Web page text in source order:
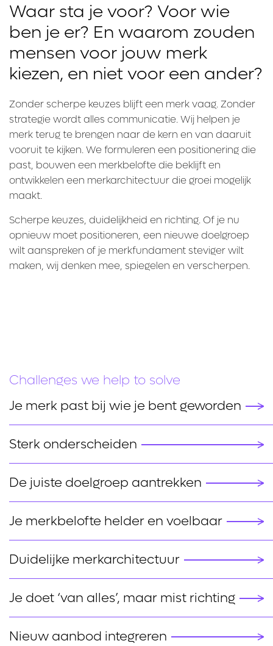
Waar sta je voor? Voor wie
ben je er? En waarom zouden
mensen voor jouw merk
kiezen, en niet voor een ander?
Zonder scherpe keuzes blijft een merk vaag. Zonder
strategie wordt alles communicatie. Wij helpen je
merk terug te brengen naar de kern en van daaruit
vooruit te kijken. We formuleren een positionering die
past, bouwen een merkbelofte die beklijft en
ontwikkelen een merkarchitectuur die groei mogelijk
maakt.
Scherpe keuzes, duidelijkheid en richting. Of je nu
opnieuw moet positioneren, een nieuwe doelgroep
wilt aanspreken of je merkfundament steviger wilt
maken, wij denken mee, spiegelen en verscherpen.
Challenges we help to solve
Je merk past bij wie je bent geworden
Sterk onderscheiden
De juiste doelgroep aantrekken
Je merkbelofte helder en voelbaar
Duidelijke merkarchitectuur
Je doet ‘van alles’, maar mist richting
Nieuw aanbod integreren